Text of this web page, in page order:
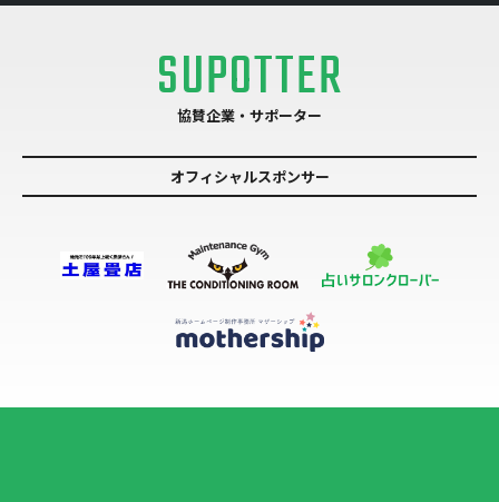
SUPOTTER
協賛企業・サポーター
オフィシャルスポンサー